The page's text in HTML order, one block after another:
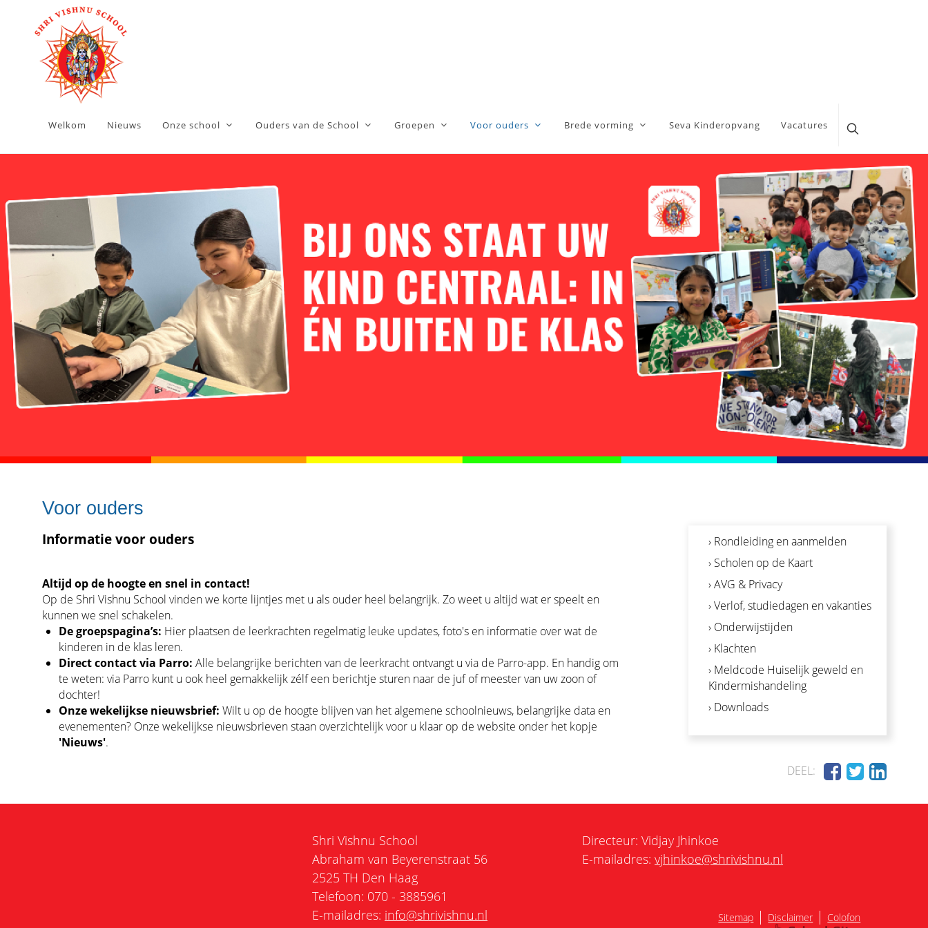
Welkom Nieuws Onze school Ouders van de School Groepen Voor ouders Brede vorming Seva Kinderopvang Vacatures
Voor ouders
Informatie voor ouders
Altijd op de hoogte en snel in contact!
Op de Shri Vishnu School vinden we korte lijntjes met u als ouder heel belangrijk. Zo weet u altijd wat er speelt en
kunnen we snel schakelen.
De groepspagina’s: Hier plaatsen de leerkrachten regelmatig leuke updates, foto's en informatie over wat de
kinderen in de klas leren.
Direct contact via Parro: Alle belangrijke berichten van de leerkracht ontvangt u via de Parro-app. En handig om
te weten: via Parro kunt u ook heel gemakkelijk zélf een berichtje sturen naar de juf of meester van uw zoon of
dochter!
Onze wekelijkse nieuwsbrief: Wilt u op de hoogte blijven van het algemene schoolnieuws, belangrijke data en
evenementen? Onze wekelijkse nieuwsbrieven staan overzichtelijk voor u klaar op de website onder het kopje
'Nieuws'.
› Rondleiding en aanmelden
› Scholen op de Kaart
› AVG & Privacy
› Verlof, studiedagen en vakanties
› Onderwijstijden
› Klachten
› Meldcode Huiselijk geweld en
Kindermishandeling
› Downloads
DEEL:
Shri Vishnu School
Abraham van Beyerenstraat 56
2525 TH Den Haag
Telefoon: 070 - 3885961
E-mailadres: info@shrivishnu.nl
Directeur: Vidjay Jhinkoe
E-mailadres:vjhinkoe@shrivishnu.nl
Sitemap | Disclaimer | Colofon